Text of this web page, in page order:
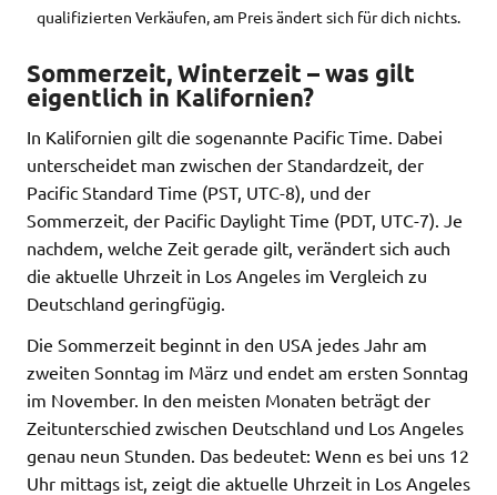
qualifizierten Verkäufen, am Preis ändert sich für dich nichts.
Sommerzeit, Winterzeit – was gilt
eigentlich in Kalifornien?
In Kalifornien gilt die sogenannte Pacific Time. Dabei
unterscheidet man zwischen der Standardzeit, der
Pacific Standard Time (PST, UTC-8), und der
Sommerzeit, der Pacific Daylight Time (PDT, UTC-7). Je
nachdem, welche Zeit gerade gilt, verändert sich auch
die aktuelle Uhrzeit in Los Angeles im Vergleich zu
Deutschland geringfügig.
Die Sommerzeit beginnt in den USA jedes Jahr am
zweiten Sonntag im März und endet am ersten Sonntag
im November. In den meisten Monaten beträgt der
Zeitunterschied zwischen Deutschland und Los Angeles
genau neun Stunden. Das bedeutet: Wenn es bei uns 12
Uhr mittags ist, zeigt die aktuelle Uhrzeit in Los Angeles